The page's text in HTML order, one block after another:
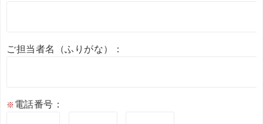
ご担当者名（ふりがな）：
※ 電話番号：